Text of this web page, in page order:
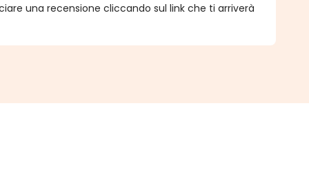
una recensione cliccando sul link che ti arriverà